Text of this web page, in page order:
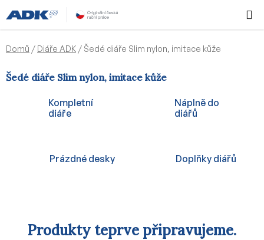
na
obsah
KOŠÍK
Domů / Diáře ADK / Šedé diáře Slim nylon, imitace kůže
Šedé diáře Slim nylon, imitace kůže
Kompletní
diáře
Náplně do
diářů
Prázdné desky Doplňky diářů
Produkty teprve připravujeme.